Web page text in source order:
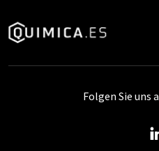
Folgen Sie uns